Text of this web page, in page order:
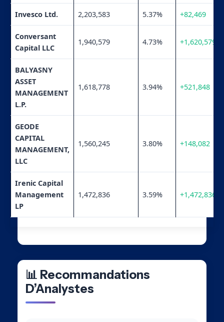
Invesco Ltd. 2,203,583 5.37% +82,469
Conversant
Capital LLC
1,940,579 4.73% +1,620,579
BALYASNY
ASSET
MANAGEMENT
L.P.
1,618,778 3.94% +521,848
GEODE
CAPITAL
MANAGEMENT,
LLC
1,560,245 3.80% +148,082
Irenic Capital
Management
LP
1,472,836 3.59% +1,472,836
📊 Recommandations
D’Analystes